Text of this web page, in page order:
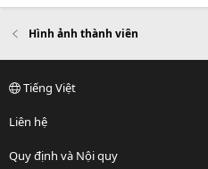
Hình ảnh thành viên
Tiếng Việt
Liên hệ
Quy định và Nội quy